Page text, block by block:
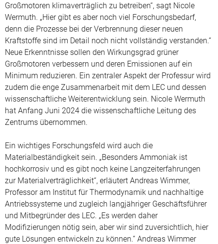
Großmotoren klimaverträglich zu betreiben“, sagt Nicole
Wermuth. „Hier gibt es aber noch viel Forschungsbedarf,
denn die Prozesse bei der Verbrennung dieser neuen
Kraftstoffe sind im Detail noch nicht vollständig verstanden.“
Neue Erkenntnisse sollen den Wirkungsgrad grüner
Großmotoren verbessern und deren Emissionen auf ein
Minimum reduzieren. Ein zentraler Aspekt der Professur wird
zudem die enge Zusammenarbeit mit dem LEC und dessen
wissenschaftliche Weiterentwicklung sein. Nicole Wermuth
hat Anfang Juni 2024 die wissenschaftliche Leitung des
Zentrums übernommen.
Ein wichtiges Forschungsfeld wird auch die
Materialbeständigkeit sein. „Besonders Ammoniak ist
hochkorrosiv und es gibt noch keine Langzeiterfahrungen
zur Materialverträglichkeit“, erläutert Andreas Wimmer,
Professor am Institut für Thermodynamik und nachhaltige
Antriebssysteme und zugleich langjähriger Geschäftsführer
und Mitbegründer des LEC. „Es werden daher
Modifizierungen nötig sein, aber wir sind zuversichtlich, hier
gute Lösungen entwickeln zu können.“ Andreas Wimmer